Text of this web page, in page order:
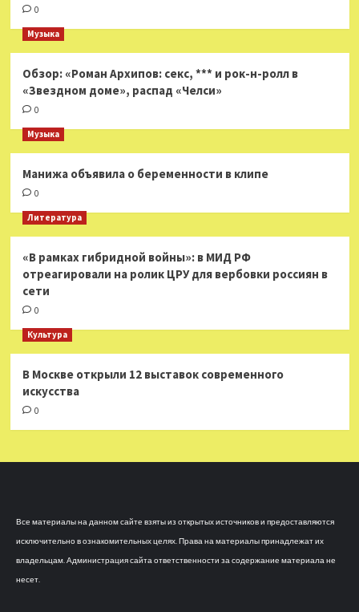
0
Музыка
Обзор: «Роман Архипов: секс, *** и рок-н-ролл в
«Звездном доме», распад «Челси»
0
Музыка
Манижа объявила о беременности в клипе
0
Литература
«В рамках гибридной войны»: в МИД РФ
отреагировали на ролик ЦРУ для вербовки россиян в
сети
0
Культура
В Москве открыли 12 выставок современного
искусства
0
Все материалы на данном сайте взяты из открытых источников и предоставляются
исключительно в ознакомительных целях. Права на материалы принадлежат их
владельцам. Администрация сайта ответственности за содержание материала не
несет.